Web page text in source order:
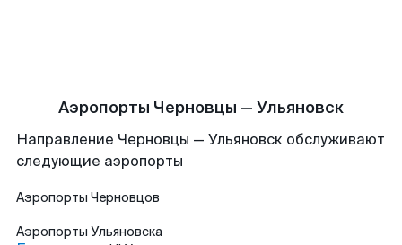
Аэропорты Черновцы — Ульяновск
Направление Черновцы — Ульяновск обслуживают
следующие аэропорты
Аэропорты Черновцов
Аэропорты Ульяновска